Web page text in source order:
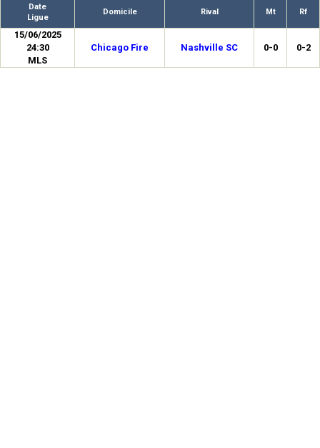
Date
Ligue
Domicile Rival Mt Rf
15/06/2025
24:30
MLS
Chicago Fire Nashville SC 0-0 0-2